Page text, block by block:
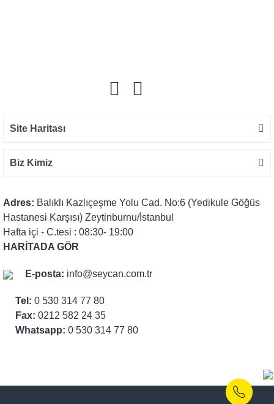
Site Haritası
Biz Kimiz
Adres: Balıklı Kazlıçeşme Yolu Cad. No:6 (Yedikule Göğüs
Hastanesi Karşısı) Zeytinburnu/İstanbul
Hafta içi - C.tesi : 08:30- 19:00
HARİTADA GÖR
E-posta: info@seycan.com.tr
Tel: 0 530 314 77 80
Fax: 0212 582 24 35
Whatsapp: 0 530 314 77 80